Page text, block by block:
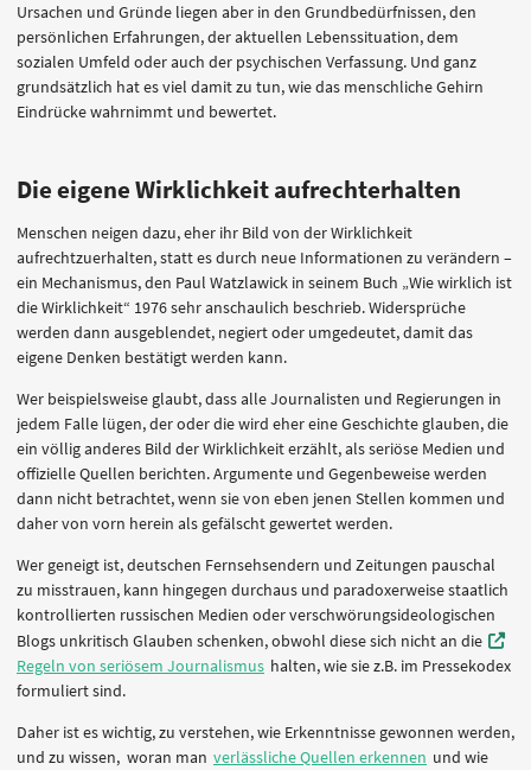
Ursachen und Gründe liegen aber in den Grundbedürfnissen, den
persönlichen Erfahrungen, der aktuellen Lebenssituation, dem
sozialen Umfeld oder auch der psychischen Verfassung. Und ganz
grundsätzlich hat es viel damit zu tun, wie das menschliche Gehirn
Eindrücke wahrnimmt und bewertet.
Die eigene Wirklichkeit aufrechterhalten
Menschen neigen dazu, eher ihr Bild von der Wirklichkeit
aufrechtzuerhalten, statt es durch neue Informationen zu verändern –
ein Mechanismus, den Paul Watzlawick in seinem Buch „Wie wirklich ist
die Wirklichkeit“ 1976 sehr anschaulich beschrieb. Widersprüche
werden dann ausgeblendet, negiert oder umgedeutet, damit das
eigene Denken bestätigt werden kann.
Wer beispielsweise glaubt, dass alle Journalisten und Regierungen in
jedem Falle lügen, der oder die wird eher eine Geschichte glauben, die
ein völlig anderes Bild der Wirklichkeit erzählt, als seriöse Medien und
offizielle Quellen berichten. Argumente und Gegenbeweise werden
dann nicht betrachtet, wenn sie von eben jenen Stellen kommen und
daher von vorn herein als gefälscht gewertet werden.
Wer geneigt ist, deutschen Fernsehsendern und Zeitungen pauschal
zu misstrauen, kann hingegen durchaus und paradoxerweise staatlich
kontrollierten russischen Medien oder verschwörungsideologischen
Blogs unkritisch Glauben schenken, obwohl diese sich nicht an die
Regeln von seriösem Journalismus halten, wie sie z.B. im Pressekodex
formuliert sind.
Daher ist es wichtig, zu verstehen, wie Erkenntnisse gewonnen werden,
und zu wissen, woran man verlässliche Quellen erkennen und wie